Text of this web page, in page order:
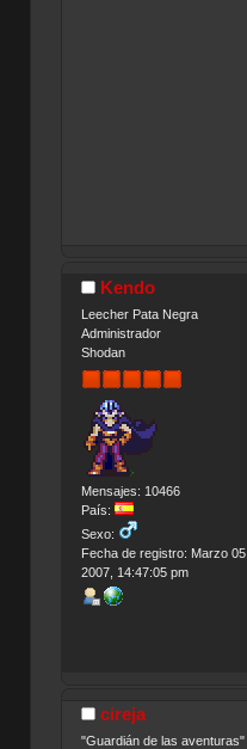
Kendo
Leecher Pata Negra
Administrador
Shodan
Mensajes: 10466
País:
Sexo:
Fecha de registro: Marzo 05,
2007, 14:47:05 pm
cireja
"Guardián de las aventuras"